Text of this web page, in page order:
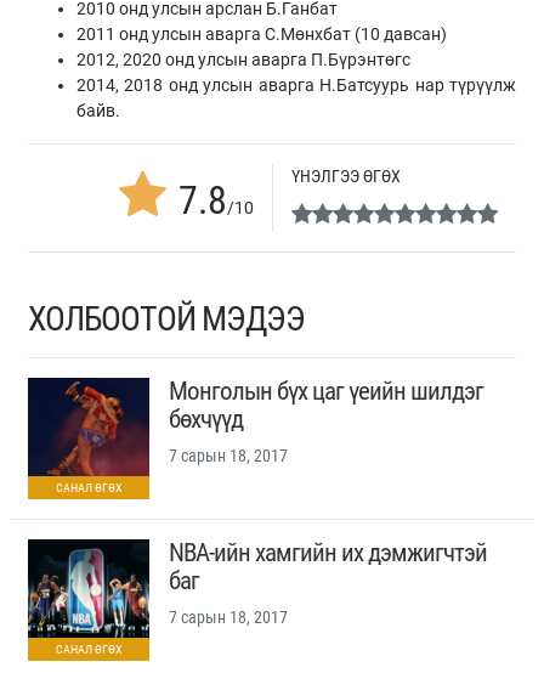
2010 онд улсын арслан Б.Ганбат
2011 онд улсын аварга С.Мөнхбат (10 давсан)
2012, 2020 онд улсын аварга П.Бүрэнтөгс
2014, 2018 онд улсын аварга Н.Батсуурь нар түрүүлж
байв.
7.8/10
ҮНЭЛГЭЭ ӨГӨХ
ХОЛБООТОЙ МЭДЭЭ
Монголын бүх цаг үеийн шилдэг
бөхчүүд
7 сарын 18, 2017
NBA-ийн хамгийн их дэмжигчтэй
баг
7 сарын 18, 2017